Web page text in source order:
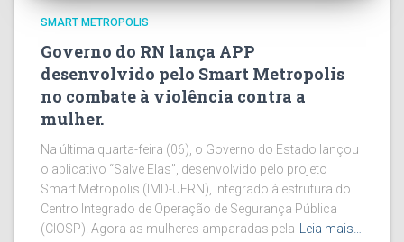
SMART METROPOLIS
Governo do RN lança APP
desenvolvido pelo Smart Metropolis
no combate à violência contra a
mulher.
Na última quarta-feira (06), o Governo do Estado lançou
o aplicativo “Salve Elas”, desenvolvido pelo projeto
Smart Metropolis (IMD-UFRN), integrado à estrutura do
Centro Integrado de Operação de Segurança Pública
(CIOSP). Agora as mulheres amparadas pela Leia mais…